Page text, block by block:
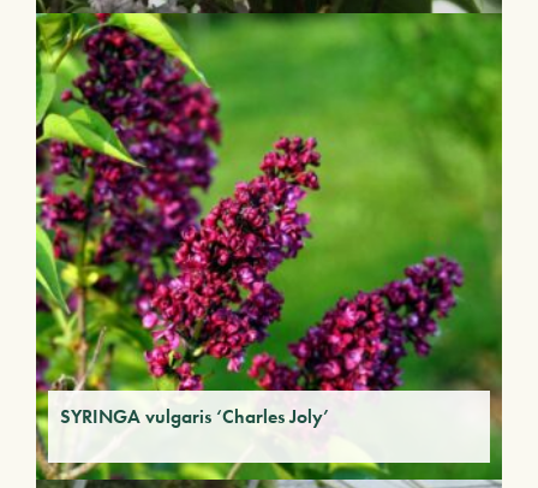
SYRINGA vulgaris ‘Charles Joly’